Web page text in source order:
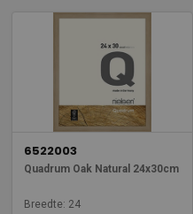
6522003
Quadrum Oak Natural 24x30cm
Breedte: 24